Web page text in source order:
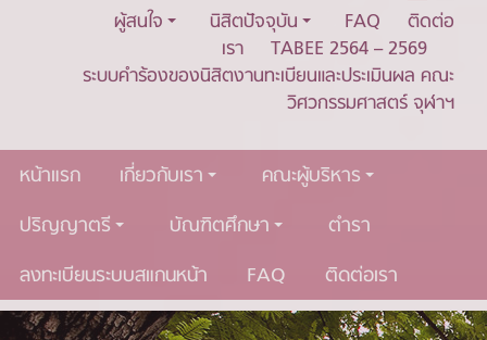
ผู้สนใจ นิสิตปัจจุบัน FAQ
ติดต่อ
เรา
TABEE 2564 – 2569
ระบบคำร้องของนิสิตงานทะเบียนและประเมินผล คณะ
วิศวกรรมศาสตร์ จุฬาฯ
หน้าแรก เกี่ยวกับเรา
คณะผู้บริหาร
ปริญญาตรี
บัณฑิตศึกษา
ตำรา
ลงทะเบียนระบบสแกนหน้า
FAQ ติดต่อเรา